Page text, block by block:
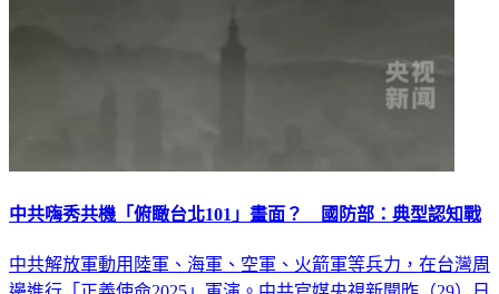
中共嗨秀共機「俯瞰台北101」畫面？ 國防部：典型認知戰
中共解放軍動用陸軍、海軍、空軍、火箭軍等兵力，在台灣周